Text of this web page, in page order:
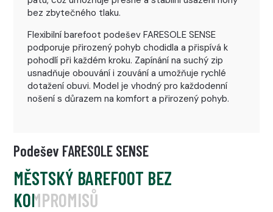
bez zbytečného tlaku.
Flexibilní barefoot podešev FARESOLE SENSE
podporuje přirozený pohyb chodidla a přispívá k
pohodlí při každém kroku. Zapínání na suchý zip
usnadňuje obouvání i zouvání a umožňuje rychlé
dotažení obuvi. Model je vhodný pro každodenní
nošení s důrazem na komfort a přirozený pohyb.
Podešev FARESOLE SENSE
MĚSTSKÝ BAREFOOT BEZ
KOMPROMISŮ